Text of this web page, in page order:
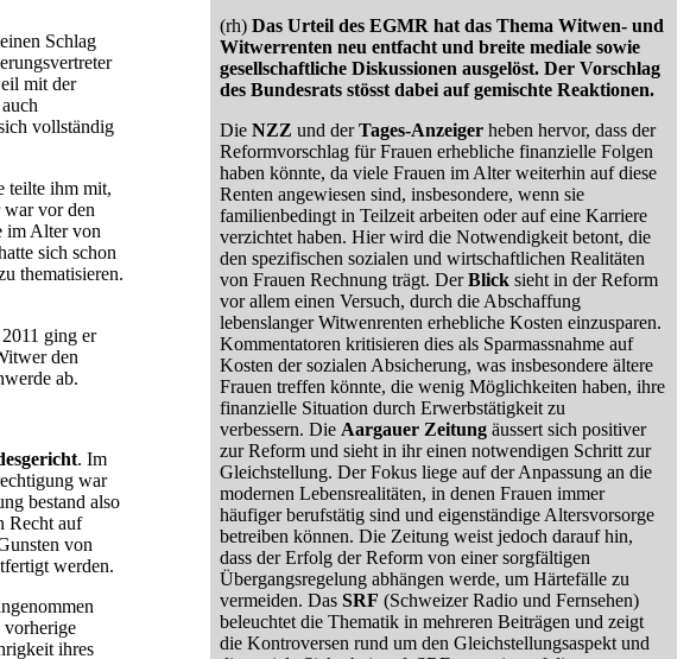
Schlag
mit der
vollständig
teilte ihm mit,
war vor den
im Alter von
sich schon
thematisieren.
ging er
den
ab.
. Im
war
bestand also
Recht auf
von
werden.
vorherige
ihres
(rh) Das Urteil des EGMR hat das Thema Witwen- und
Witwerrenten neu entfacht und breite mediale sowie
gesellschaftliche Diskussionen ausgelöst. Der Vorschlag
des Bundesrats stösst dabei auf gemischte Reaktionen.
Die NZZ und derTages-Anzeigerheben hervor, dass der
Reformvorschlag für Frauen erhebliche finanzielle Folgen
haben könnte, da viele Frauen im Alter weiterhin auf diese
Renten angewiesen sind, insbesondere, wenn sie
familienbedingt in Teilzeit arbeiten oder auf eine Karriere
verzichtet haben. Hier wird die Notwendigkeit betont, die
den spezifischen sozialen und wirtschaftlichen Realitäten
von Frauen Rechnung trägt. DerBlicksieht in der Reform
vor allem einen Versuch, durch die Abschaffung
lebenslanger Witwenrenten erhebliche Kosten einzusparen.
Kommentatoren kritisieren dies als Sparmassnahme auf
Kosten der sozialen Absicherung, was insbesondere ältere
Frauen treffen könnte, die wenig Möglichkeiten haben, ihre
finanzielle Situation durch Erwerbstätigkeit zu
verbessern. Die Aargauer Zeitungäussert sich positiver
zur Reform und sieht in ihr einen notwendigen Schritt zur
Gleichstellung. Der Fokus liege auf der Anpassung an die
modernen Lebensrealitäten, in denen Frauen immer
häufiger berufstätig sind und eigenständige Altersvorsorge
betreiben können. Die Zeitung weist jedoch darauf hin,
dass der Erfolg der Reform von einer sorgfältigen
Übergangsregelung abhängen werde, um Härtefälle zu
vermeiden. Das SRF (Schweizer Radio und Fernsehen)
beleuchtet die Thematik in mehreren Beiträgen und zeigt
die Kontroversen rund um den Gleichstellungsaspekt und